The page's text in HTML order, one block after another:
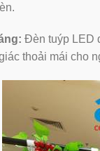
Đèn tuýp LED
thoải mái cho